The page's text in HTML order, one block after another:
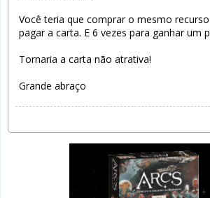
Você teria que comprar o mesmo
pagar a carta. E 6 vezes para ganhar um
Tornaria a carta não atrativa!
Grande abraço